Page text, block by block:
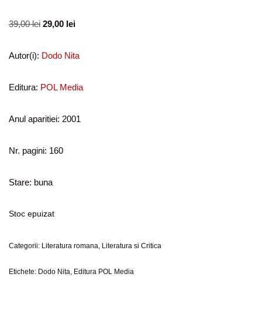
39,00lei 29,00 lei
Autor(i): Dodo Nita
Editura: POL Media
Anul aparitiei: 2001
Nr. pagini: 160
Stare: buna
Stoc epuizat
Categorii: Literatura romana, Literatura si Critica
Etichete: Dodo Nita, Editura POL Media